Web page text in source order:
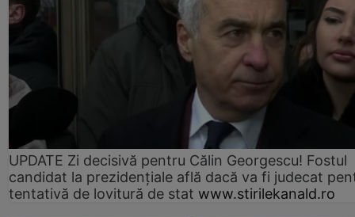
UPDATE Zi decisivă pentru Călin Georgescu! Fostul
candidat la prezidențiale află dacă va fi judecat
tentativă de lovitură de stat www.stirilekanald.ro